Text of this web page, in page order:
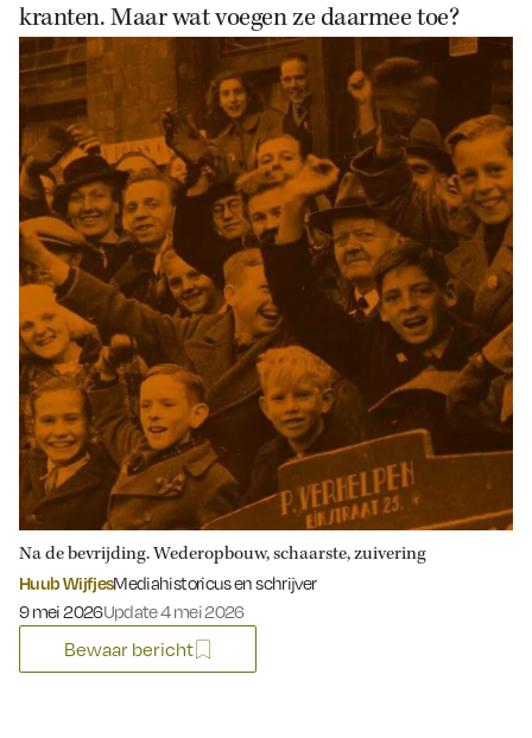
Zoek
kranten. Maar wat voegen ze daarmee toe?
Na de bevrijding. Wederopbouw, schaarste, zuivering
Huub WijfjesMediahistoricus en schrijver
Gepubliceerd op:
9 mei 2026Update 4 mei 2026
Bewaar bericht